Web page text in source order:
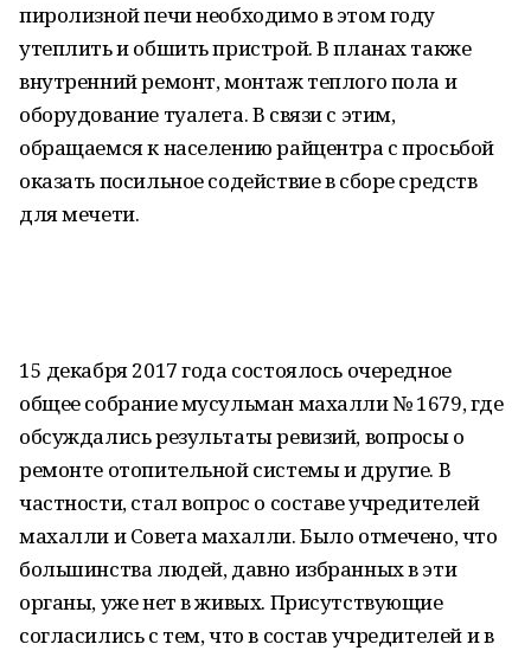
пиролизной печи необходимо в этом году
утеплить и обшить пристрой. В планах также
внутренний ремонт, монтаж теплого пола и
оборудование туалета. В связи с этим,
обращаемся к населению райцентра с просьбой
оказать посильное содействие в сборе средств
для мечети.
15 декабря 2017 года состоялось очередное
общее собрание мусульман махалли № 1679, где
обсуждались результаты ревизий, вопросы о
ремонте отопительной системы и другие. В
частности, стал вопрос о составе учредителей
махалли и Совета махалли. Было отмечено, что
большинства людей, давно избранных в эти
органы, уже нет в живых. Присутствующие
согласились с тем, что в состав учредителей и в